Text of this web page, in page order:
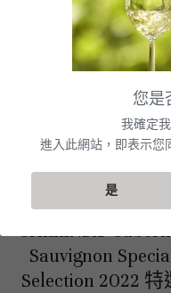
甜酒
黎巴嫩 Lebanon
紅酒 red
白酒 white
美國｜頂級
美國｜進階
紅酒 red
匈牙利 Hungary
精選白酒
阿根廷 Argentina
阿根廷｜日
紐西蘭｜日
澳洲 Australia
法國
法國｜日常
法國｜收藏
勃根地
勃根地｜日
勃根地｜進
勃根地｜收
波爾多列級
波爾多列級
波爾多｜收
西班牙
西班牙｜日
德國｜精選
義大利｜日
匈牙利
新世界
美國
美國｜日常
美國｜進階
美國｜頂級
智利｜日常
智利｜進階
阿根廷
阿根廷｜日
澳洲｜收藏
黎巴嫩｜精
香檳氣泡酒
香檳｜日常選酒
香檳｜進階選酒
香檳｜收藏級珍藏
VIP快訊
CHILENSIS
Sauvignon
Selection 2022 特
白酒 white wine
波爾多日常選酒
波爾多收藏級選酒
波爾多列級酒｜頂
勃根地｜進階選酒
香檳｜日常選酒
您是
我確定
進入此網站，即表示您
是